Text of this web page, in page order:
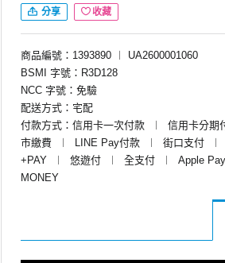
分享 收藏
商品編號：1393890 ︱
UA2600001060
BSMI 字號：R3D128
NCC 字號：免驗
配送方式：宅配
付款方式：信用卡一次付款
︱ 信用卡分期
市繳費
︱ LINE Pay付款 ︱ 街口支付 ︱
+PAY
︱ 悠遊付 ︱ 全支付 ︱ Apple Pay
MONEY